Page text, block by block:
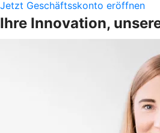
Jetzt Geschäftsskonto eröffnen
Ihre Innovation,